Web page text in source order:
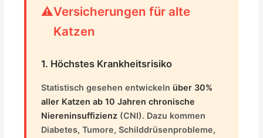
Versicherungen für alte
Katzen
1. Höchstes Krankheitsrisiko
Statistisch gesehen entwickeln über 30%
aller Katzen ab 10 Jahren chronische
Niereninsuffizienz (CNI). Dazu kommen
Diabetes, Tumore, Schilddrüsenprobleme,